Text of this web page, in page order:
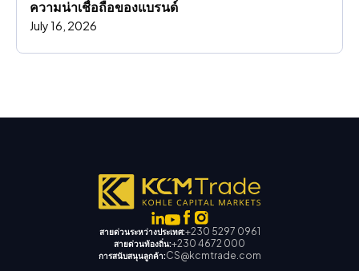
ความน่าเชื่อถือของแบรนด์
July 16, 2026
สายด่วนระหว่างประเทศ:+230 5297 0961
สายด่วนท้องถิ่น:+230 4672 000
การสนับสนุนลูกค้า:CS@kcmtrade.com